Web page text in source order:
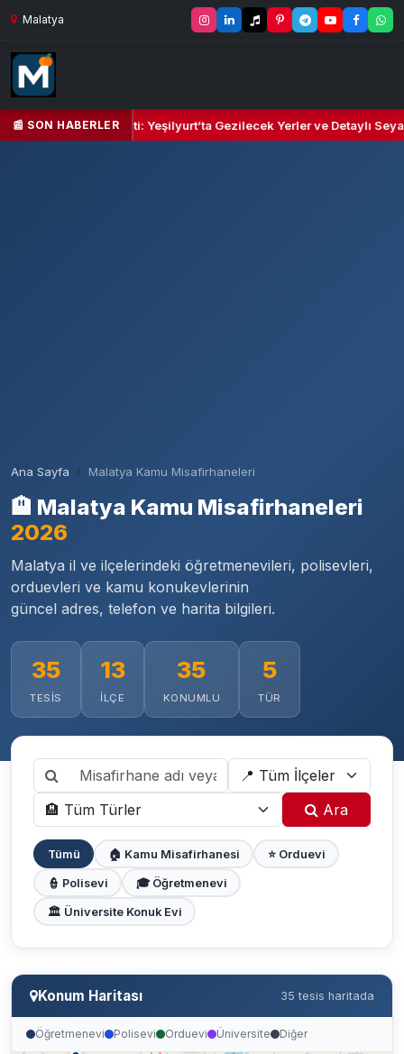
Malatya
📰 SON HABERLER
ve Kültür Cenneti: Yeşilyurt’ta Gezilecek Yerler ve Detaylı Seyahat
Ana Sayfa Malatya Kamu Misafirhaneleri
🏨 Malatya Kamu Misafirhaneleri
2026
Malatya il ve ilçelerindeki öğretmenevileri, polisevleri,
orduevleri ve kamu konukevlerinin
güncel adres, telefon ve harita bilgileri.
35
TESIS
13
İLÇE
35
KONUMLU
5
TÜR
Ara
Tümü 🏠 Kamu Misafirhanesi ⭐ Orduevi
👮 Polisevi 🎓 Öğretmenevi
🏛️ Üniversite Konuk Evi
Konum Haritası 35 tesis haritada
Öğretmenevi Polisevi Orduevi Üniversite Diğer